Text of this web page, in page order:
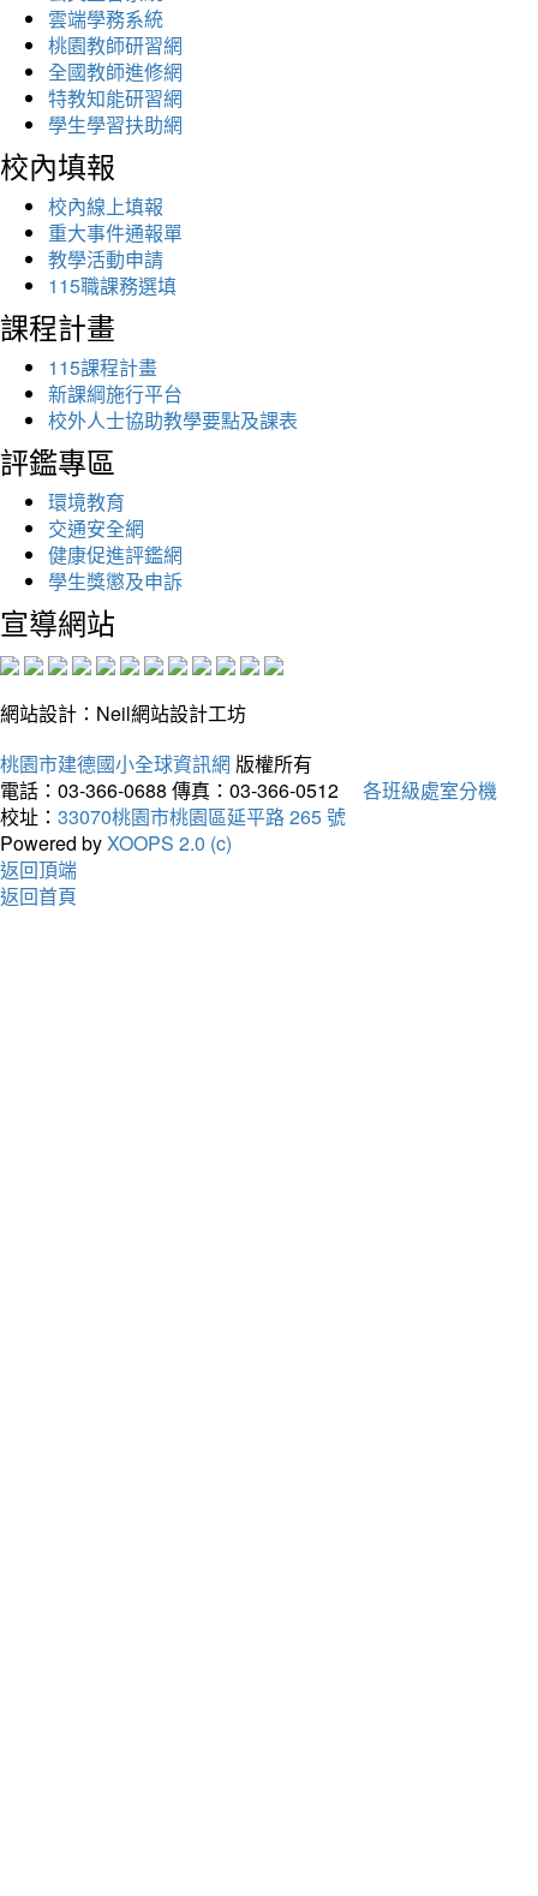
雲端學務系統
桃園教師研習網
全國教師進修網
特教知能研習網
學生學習扶助網
校內填報
校內線上填報
重大事件通報單
教學活動申請
115職課務選填
課程計畫
115課程計畫
新課綱施行平台
校外人士協助教學要點及課表
評鑑專區
環境教育
交通安全網
健康促進評鑑網
學生獎懲及申訴
宣導網站
網站設計：Neil網站設計工坊
桃園市建德國小全球資訊網 版權所有
電話：03-366-0688 傳真：03-366-0512
各班級處室分機
校址： 33070桃園市桃園區延平路 265 號
Powered byXOOPS 2.0 (c)
返回頂端
返回首頁